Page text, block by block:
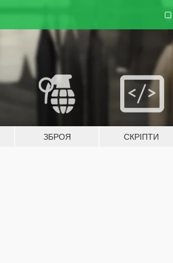
ЗБРОЯ СКРІПТИ